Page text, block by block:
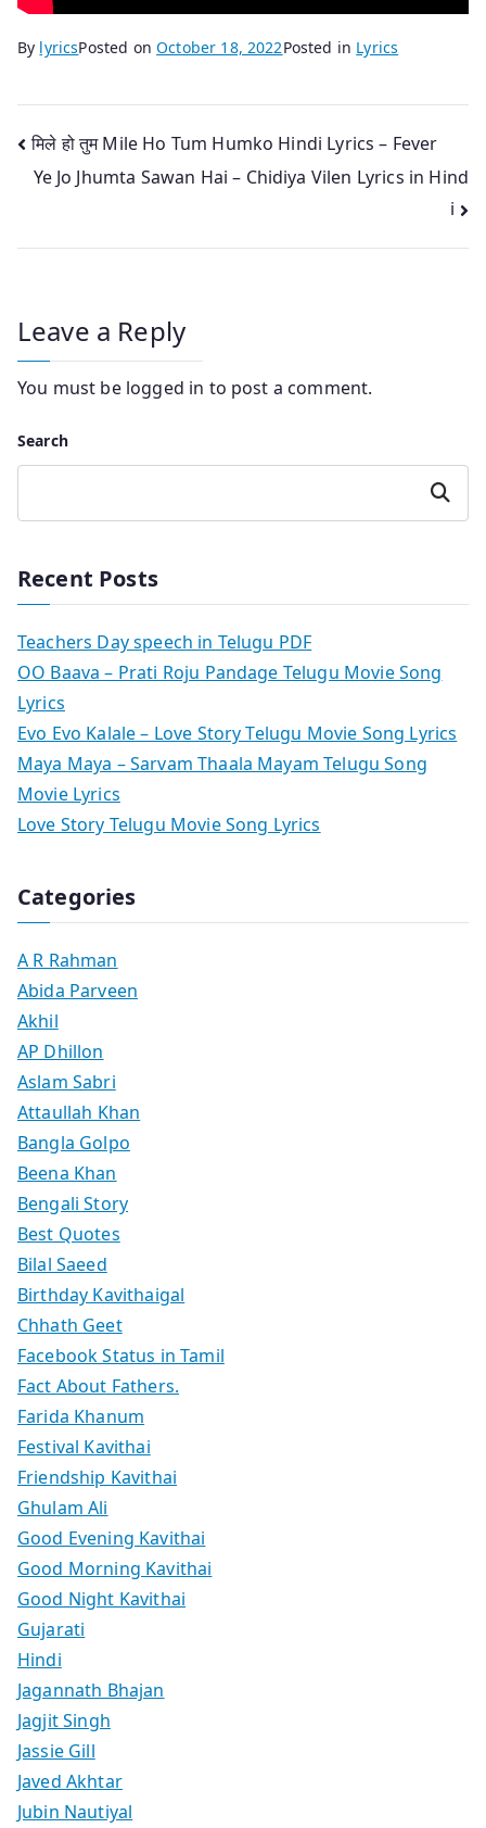
By lyricsPosted onOctober 18, 2022Posted in Lyrics
Post
navigation
मिले हो तुम Mile Ho Tum Humko Hindi Lyrics – Fever
Ye Jo Jhumta Sawan Hai – Chidiya Vilen Lyrics in Hind
i
Leave a Reply
You must be logged in to post a comment.
Search
Search
Recent Posts
Teachers Day speech in Telugu PDF
OO Baava – Prati Roju Pandage Telugu Movie Song
Lyrics
Evo Evo Kalale – Love Story Telugu Movie Song Lyrics
Maya Maya – Sarvam Thaala Mayam Telugu Song
Movie Lyrics
Love Story Telugu Movie Song Lyrics
Categories
A R Rahman
Abida Parveen
Akhil
AP Dhillon
Aslam Sabri
Attaullah Khan
Bangla Golpo
Beena Khan
Bengali Story
Best Quotes
Bilal Saeed
Birthday Kavithaigal
Chhath Geet
Facebook Status in Tamil
Fact About Fathers.
Farida Khanum
Festival Kavithai
Friendship Kavithai
Ghulam Ali
Good Evening Kavithai
Good Morning Kavithai
Good Night Kavithai
Gujarati
Hindi
Jagannath Bhajan
Jagjit Singh
Jassie Gill
Javed Akhtar
Jubin Nautiyal